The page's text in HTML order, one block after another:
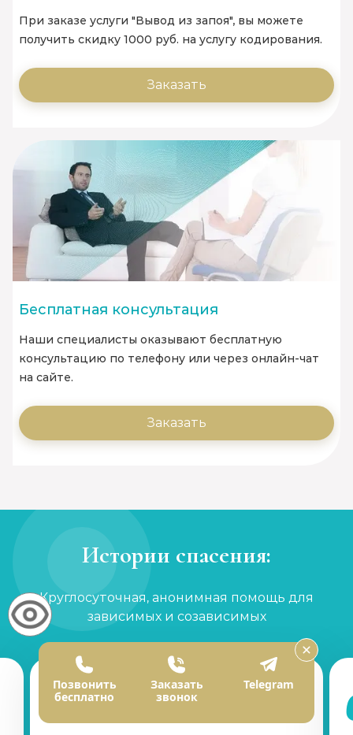
При заказе услуги "Вывод из запоя", вы можете
получить скидку 1000 руб. на услугу кодирования.
Заказать
Бесплатная консультация
Наши специалисты оказывают бесплатную
консультацию по телефону или через онлайн-чат
на сайте.
Заказать
Истории спасения:
Круглосуточная, анонимная помощь для
зависимых и созависимых
Позвонить
бесплатно
Заказать
звонок
Telegram